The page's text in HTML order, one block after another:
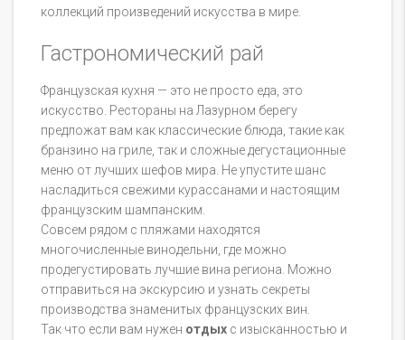
коллекций произведений искусства в мире.
Гастрономический рай
Французская кухня — это не просто еда, это
искусство. Рестораны на Лазурном берегу
предложат вам как классические блюда, такие как
бранзино на гриле, так и сложные дегустационные
меню от лучших шефов мира. Не упустите шанс
насладиться свежими курассанами и настоящим
французским шампанским.
Совсем рядом с пляжами находятся
многочисленные винодельни, где можно
продегустировать лучшие вина региона. Можно
отправиться на экскурсию и узнать секреты
производства знаменитых французских вин.
Так что если вам нужен отдых с изысканностью и